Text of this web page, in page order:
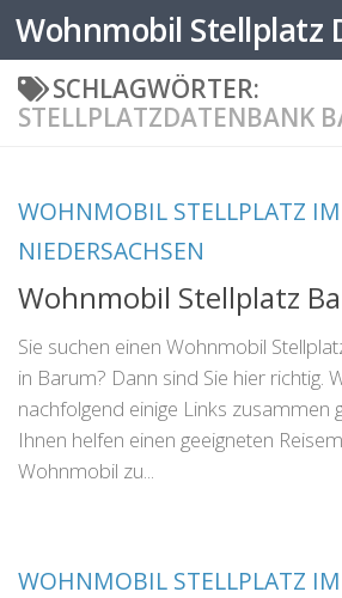
Zum Inhalt springen
SCHLAGWÖRTER:
STELLPLATZDATENBANK
WOHNMOBIL STELLPLATZ
NIEDERSACHSEN
Wohnmobil Stellplatz
Sie suchen einen Wohnmobil
in Barum? Dann sind Sie hier richtig.
nachfolgend einige Links zusammen
Ihnen helfen einen geeigneten
Wohnmobil zu...
WOHNMOBIL STELLPLATZ